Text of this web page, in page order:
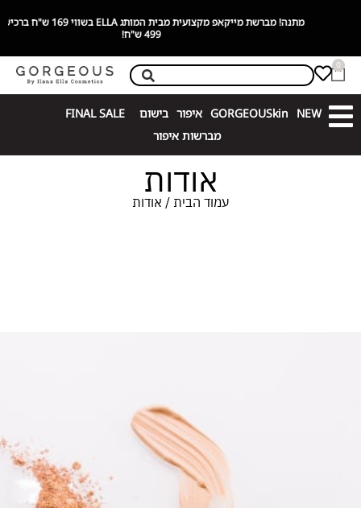
מתנה! מברשת מייקאפ מקצועית מבית המותג ELLA בשווי 169 ש"ח ברכישה מעל
0
NEW
GORGEOUSkin איפור בישום
FINAL SALE
מברשות איפור
אודות
עמוד הבית / אודות